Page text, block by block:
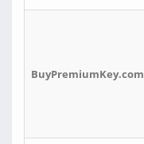
BuyPremiumKey.com